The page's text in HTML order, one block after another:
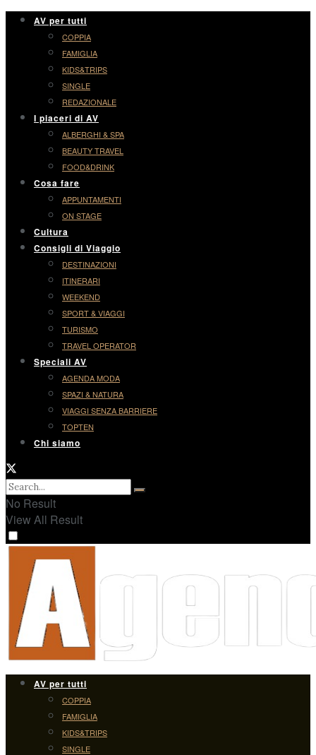
AV per tutti
COPPIA
FAMIGLIA
KIDS&TRIPS
SINGLE
REDAZIONALE
I piaceri di AV
ALBERGHI & SPA
BEAUTY TRAVEL
FOOD&DRINK
Cosa fare
APPUNTAMENTI
ON STAGE
Cultura
Consigli di Viaggio
DESTINAZIONI
ITINERARI
WEEKEND
SPORT & VIAGGI
TURISMO
TRAVEL OPERATOR
Speciali AV
AGENDA MODA
SPAZI & NATURA
VIAGGI SENZA BARRIERE
TOPTEN
Chi siamo
No Result
View All Result
AV per tutti
COPPIA
FAMIGLIA
KIDS&TRIPS
SINGLE